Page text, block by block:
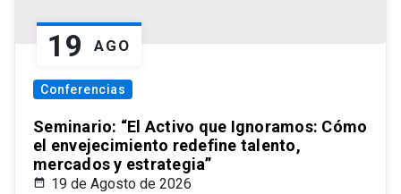
19 AGO
Conferencias
Seminario: “El Activo que Ignoramos: Cómo
el envejecimiento redefine talento,
mercados y estrategia”
19 de Agosto de 2026